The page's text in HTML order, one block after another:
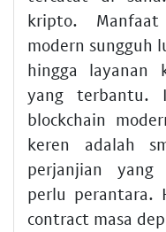
kripto.
modern sungguh
hingga layanan
yang terbantu.
blockchain
keren adalah
perjanjian
perlu perantara.
contract masa